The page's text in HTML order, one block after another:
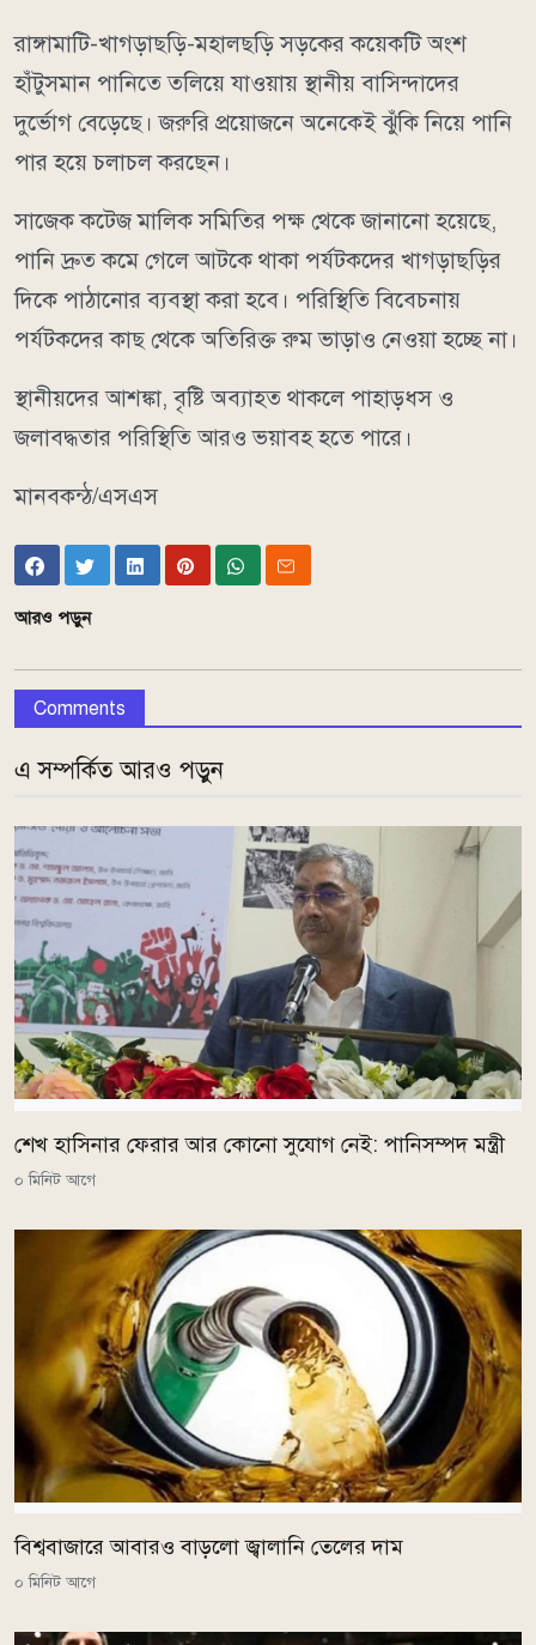
রাঙ্গামাটি-খাগড়াছড়ি-মহালছড়ি সড়কের কয়েকটি অংশ
হাঁটুসমান পানিতে তলিয়ে যাওয়ায় স্থানীয় বাসিন্দাদের
দুর্ভোগ বেড়েছে। জরুরি প্রয়োজনে অনেকেই ঝুঁকি নিয়ে পানি
পার হয়ে চলাচল করছেন।
সাজেক কটেজ মালিক সমিতির পক্ষ থেকে জানানো হয়েছে,
পানি দ্রুত কমে গেলে আটকে থাকা পর্যটকদের খাগড়াছড়ির
দিকে পাঠানোর ব্যবস্থা করা হবে। পরিস্থিতি বিবেচনায়
পর্যটকদের কাছ থেকে অতিরিক্ত রুম ভাড়াও নেওয়া হচ্ছে না।
স্থানীয়দের আশঙ্কা, বৃষ্টি অব্যাহত থাকলে পাহাড়ধস ও
জলাবদ্ধতার পরিস্থিতি আরও ভয়াবহ হতে পারে।
মানবকন্ঠ/এসএস
আরও পড়ুন
Comments
এ সম্পর্কিত আরও পড়ুন
শেখ হাসিনার ফেরার আর কোনো সুযোগ নেই: পানিসম্পদ মন্ত্রী
০ মিনিট আগে
বিশ্ববাজারে আবারও বাড়লো জ্বালানি তেলের দাম
০ মিনিট আগে